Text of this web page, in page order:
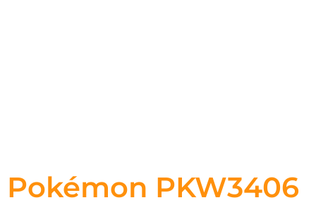
Pokémon PKW3406